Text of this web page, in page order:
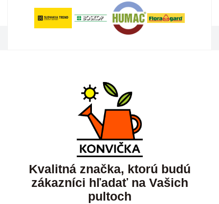
Kvalitná značka, ktorú budú
zákazníci hľadať na Vašich
pultoch